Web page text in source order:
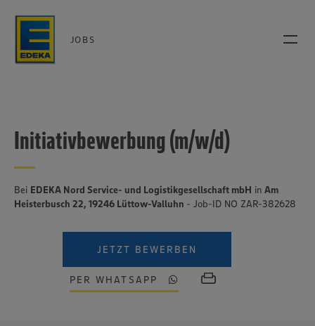
JOBS
Initiativbewerbung (m/w/d)
Bei EDEKA Nord Service- und Logistikgesellschaft mbH in Am
Heisterbusch 22, 19246 Lüttow-Valluhn - Job-ID NO ZAR-382628
JETZT BEWERBEN
PER WHATSAPP